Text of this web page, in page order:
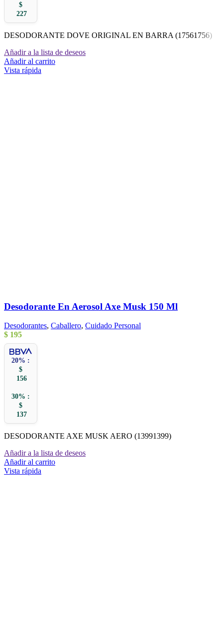
$
227
DESODORANTE DOVE ORIGINAL EN BARRA (17561756)
Añadir a la lista de deseos
Añadir al carrito
Vista rápida
Desodorante En Aerosol Axe Musk 150 Ml
Desodorantes, Caballero, Cuidado Personal
$ 195
20% :
$
156
30% :
$
137
DESODORANTE AXE MUSK AERO (13991399)
Añadir a la lista de deseos
Añadir al carrito
Vista rápida